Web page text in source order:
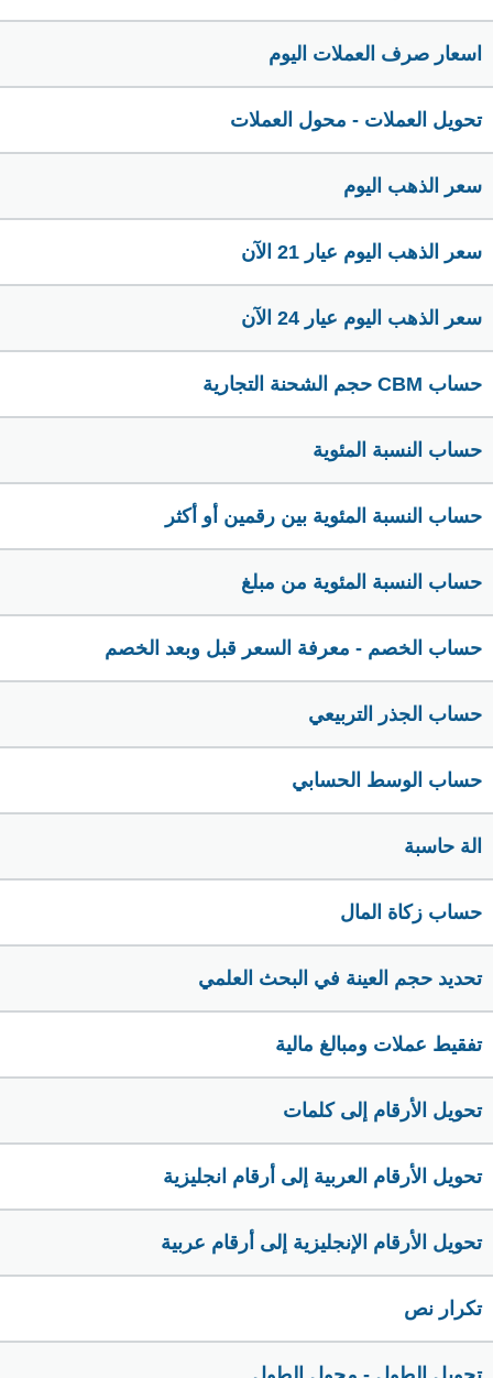
اسعار صرف العملات اليوم
تحويل العملات - محول العملات
سعر الذهب اليوم
سعر الذهب اليوم عيار 21 الآن
سعر الذهب اليوم عيار 24 الآن
حساب CBM حجم الشحنة التجارية
حساب النسبة المئوية
حساب النسبة المئوية بين رقمين أو أكثر
حساب النسبة المئوية من مبلغ
حساب الخصم - معرفة السعر قبل وبعد الخصم
حساب الجذر التربيعي
حساب الوسط الحسابي
الة حاسبة
حساب زكاة المال
تحديد حجم العينة في البحث العلمي
تفقيط عملات ومبالغ مالية
تحويل الأرقام إلى كلمات
تحويل الأرقام العربية إلى أرقام انجليزية
تحويل الأرقام الإنجليزية إلى أرقام عربية
تكرار نص